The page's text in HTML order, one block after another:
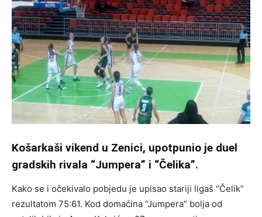
Košarkaši vikend u Zenici, upotpunio je duel
gradskih rivala “Jumpera” i “Čelika”.
Kako se i očekivalo pobjedu je upisao stariji ligaš “Čelik”
rezultatom 75:61. Kod domaćina “Jumpera” bolja od